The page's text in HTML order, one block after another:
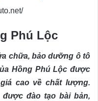
Phú Lộc
chữa, bảo dưỡng ô tô
Hồng Phú Lộc được
cao về chất lượng.
đào tạo bài bản,